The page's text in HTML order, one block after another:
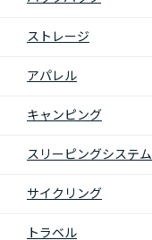
ストレージ
アパレル
キャンピング
スリーピングシステム
サイクリング
トラベル